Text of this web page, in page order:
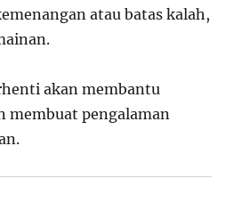
atau batas kalah,
akan membantu
membuat pengalaman